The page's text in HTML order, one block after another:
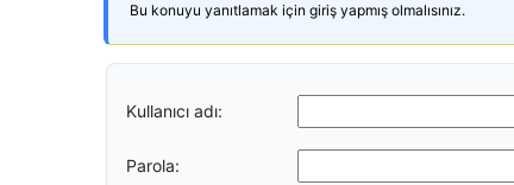
Bu konuyu yanıtlamak için giriş yapmış olmalısınız.
Kullanıcı adı:
Parola: